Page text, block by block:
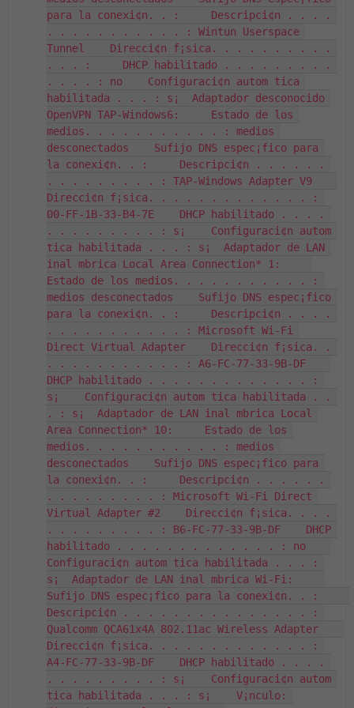
para la conexi¢n. . :     Descripci¢n . . . .
. . . . . . . . . . . : Wintun Userspace
Tunnel    Direcci¢n f¡sica. . . . . . . . . .
. . . :     DHCP habilitado . . . . . . . . .
. . . . : no    Configuraci¢n autom tica
habilitada . . . : s¡  Adaptador desconocido
OpenVPN TAP-Windows6:     Estado de los
medios. . . . . . . . . . . : medios
desconectados    Sufijo DNS espec¡fico para
la conexi¢n. . :     Descripci¢n . . . . . .
. . . . . . . . . : TAP-Windows Adapter V9
Direcci¢n f¡sica. . . . . . . . . . . . . :
00-FF-1B-33-B4-7E    DHCP habilitado . . . .
. . . . . . . . . : s¡    Configuraci¢n autom
tica habilitada . . . : s¡  Adaptador de LAN
inal mbrica Local Area Connection* 1:
Estado de los medios. . . . . . . . . . . :
medios desconectados    Sufijo DNS espec¡fico
para la conexi¢n. . :     Descripci¢n . . . .
. . . . . . . . . . . : Microsoft Wi-Fi
Direct Virtual Adapter    Direcci¢n f¡sica. .
. . . . . . . . . . . : A6-FC-77-33-9B-DF
DHCP habilitado . . . . . . . . . . . . . :
s¡    Configuraci¢n autom tica habilitada . .
. : s¡  Adaptador de LAN inal mbrica Local
Area Connection* 10:     Estado de los
medios. . . . . . . . . . . : medios
desconectados    Sufijo DNS espec¡fico para
la conexi¢n. . :     Descripci¢n . . . . . .
. . . . . . . . . : Microsoft Wi-Fi Direct
Virtual Adapter #2    Direcci¢n f¡sica. . . .
. . . . . . . . . : B6-FC-77-33-9B-DF    DHCP
habilitado . . . . . . . . . . . . . : no
Configuraci¢n autom tica habilitada . . . :
s¡  Adaptador de LAN inal mbrica Wi-Fi:
Sufijo DNS espec¡fico para la conexi¢n. . :
Descripci¢n . . . . . . . . . . . . . . . :
Qualcomm QCA61x4A 802.11ac Wireless Adapter
Direcci¢n f¡sica. . . . . . . . . . . . . :
A4-FC-77-33-9B-DF    DHCP habilitado . . . .
. . . . . . . . . : s¡    Configuraci¢n autom
tica habilitada . . . : s¡    V¡nculo: